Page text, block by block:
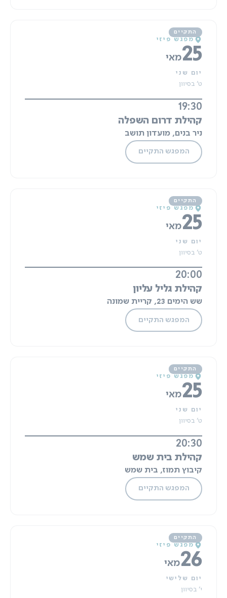
מפגש פיזי
25מאי
יום שני
ט' בסיוון
19:30
קהילת דרום השפלה
ניר בנים, מועדון תושב
המפגש התקיים
מפגש פיזי
25מאי
יום שני
ט' בסיוון
20:00
קהילת גליל עליון
שש הימים 23, קריית שמונה
המפגש התקיים
מפגש פיזי
25מאי
יום שני
ט' בסיוון
20:30
קהילת בית שמש
קיבוץ תמוז, בית שמש
המפגש התקיים
מפגש פיזי
26מאי
יום שלישי
י' בסיוון